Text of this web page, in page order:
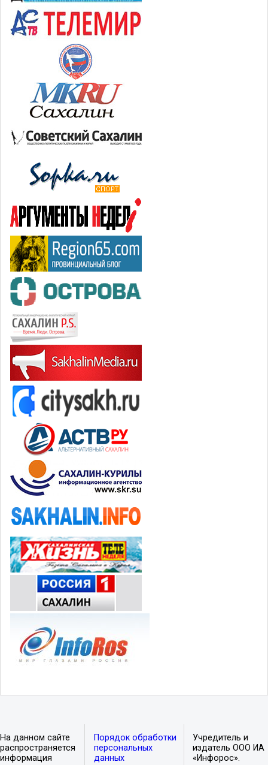
На данном сайте
распространяется
информация
Порядок обработки
персональных
данных
Учредитель и
издатель ООО ИА
«Инфорос».